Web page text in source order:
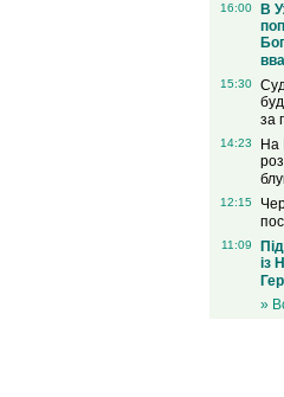
16:00
В
15:30
за
14:23
На
12:15
11:09
із
»